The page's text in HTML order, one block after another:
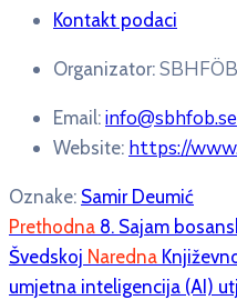
Kontakt podaci
Organizator:
Email: info@sbhfob.se
Website: https://
Oznake: Samir Deumić
Prethodna 8. Sajam
Švedskoj Naredna
umjetna inteligencija (AI)